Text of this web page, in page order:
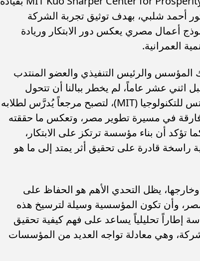
أحمد شلبي، بهدف توثيق تجربة الشركة
أعمال مصري يعكس دور الابتكار وريادة
العمرانية.
والرئيس التنفيذي والعضو المنتدب
عشر عاماً، لم يخطر ببالنا أن تتحول
رحلتنا إلى دراسة حالة يطورها معهد ماساتشوستس للتكنولوجيا (MIT)، لتصبح مرجعاً يُدرَّس لطلابه
في مسيرة تطوير مصر، وتعكس ما حققته
تؤكد أن بناء مؤسسة ترتكز على الابتكار،
راسخة قادرة على تحقيق أثر يمتد إلى ما هو
يظل التحدي الأهم هو الحفاظ على
مصر، وأن تكون المؤسسية وسيلة لترسيخ هذه
إطاراً تحليلياً يساعد على فهم كيفية تحقيق
وهي معادلة تواجه العديد من المؤسسات